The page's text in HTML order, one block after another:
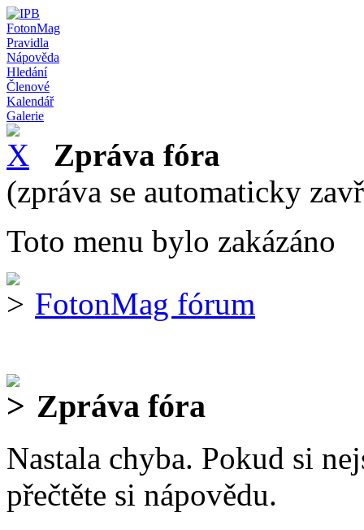
FotonMag
Pravidla
Nápověda
Hledání
Členové
Kalendář
Galerie
Zpráva fóra
(zpráva se automaticky
Toto menu bylo zakázáno
FotonMag fórum
Zpráva fóra
Nastala chyba. Pokud si
přečtěte si nápovědu.